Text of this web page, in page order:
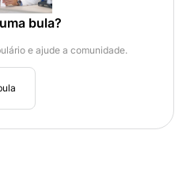
bula?
e ajude a comunidade.